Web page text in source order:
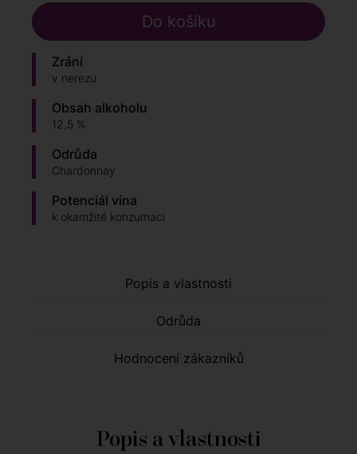
Zrání
v nerezu
Obsah alkoholu
12,5 %
Odrůda
Chardonnay
Potenciál vína
k okamžité konzumaci
Popis a vlastnosti
Odrůda
Hodnocení zákazníků
Popis a vlastnosti